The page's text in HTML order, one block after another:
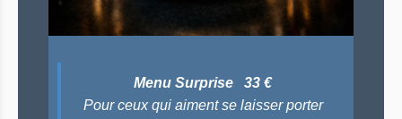
Menu Surprise 33 €
Pour ceux qui aiment se laisser porter